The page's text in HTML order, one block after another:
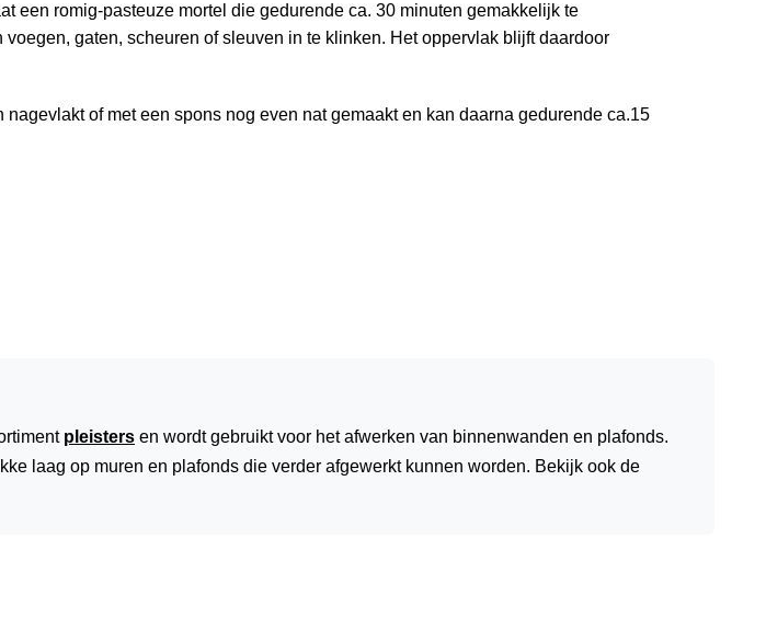
een romig-pasteuze mortel die gedurende ca. 30 minuten gemakkelijk te
gaten, scheuren of sleuven in te klinken. Het oppervlak blijft daardoor
of met een spons nog even nat gemaakt en kan daarna gedurende ca.15
pleisters en wordt gebruikt voor het afwerken van binnenwanden en plafonds.
laag op muren en plafonds die verder afgewerkt kunnen worden. Bekijk ook de